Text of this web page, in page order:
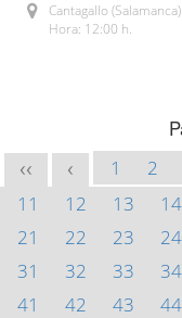
Cantagallo (Salamanca)
Hora: 12:00 h.
<< < 1 2
11
12 13 14
21
22 23 24
31
32 33 34
41
42 43 44